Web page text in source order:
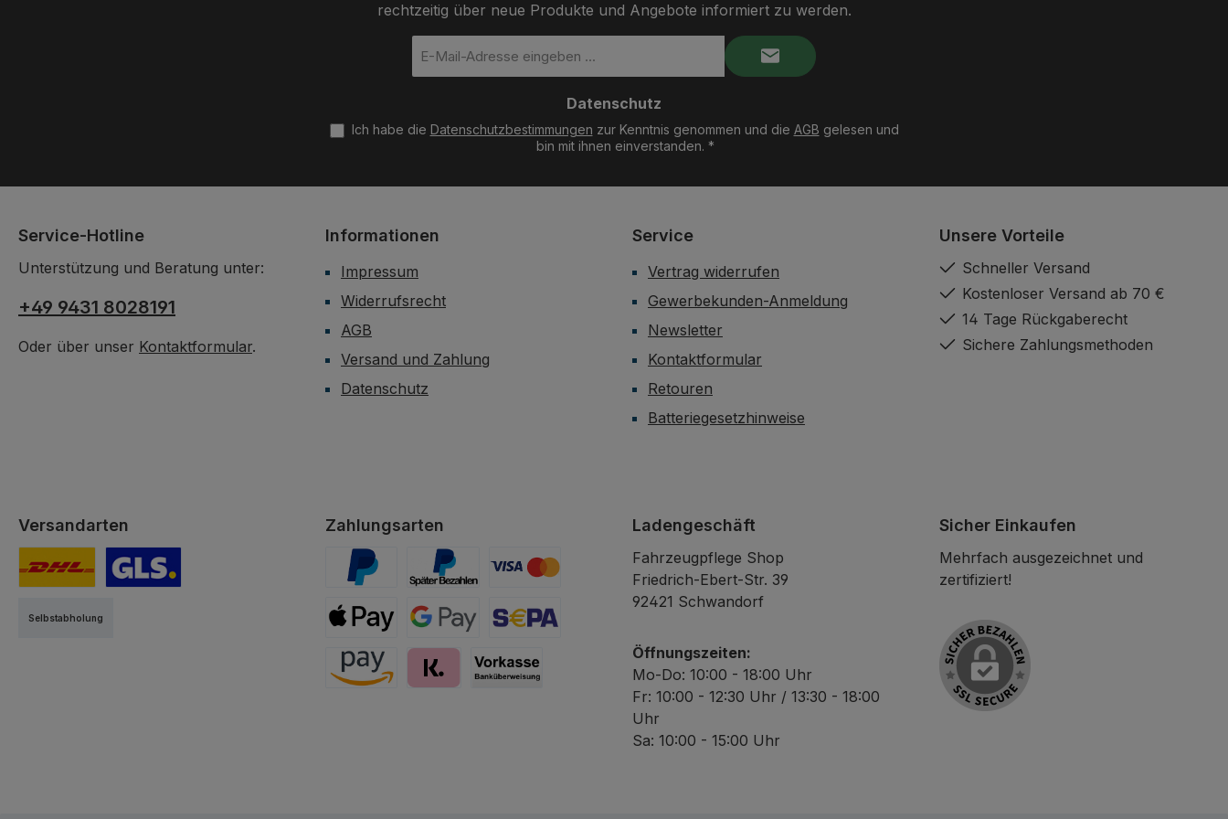
rechtzeitig über neue Produkte und Angebote informiert zu werden.
Mail-
Datenschutz
Ich habe die Datenschutzbestimmungen zur Kenntnis genommen und die AGB gelesen und
bin mit ihnen einverstanden. *
Service-Hotline
Unterstützung und Beratung unter:
+49 9431 8028191
Oder über unser Kontaktformular.
Informationen
Impressum
Widerrufsrecht
AGB
Versand und Zahlung
Datenschutz
Service
Vertrag widerrufen
Gewerbekunden-Anmeldung
Newsletter
Kontaktformular
Retouren
Batteriegesetzhinweise
Unsere Vorteile
Schneller Versand
Kostenloser Versand ab 70 €
14 Tage Rückgaberecht
Sichere Zahlungsmethoden
Versandarten
Selbstabholung
Zahlungsarten
Kredit- oder Debitkarte
Apple Pay Google Pay
Ladengeschäft
Fahrzeugpflege Shop
Friedrich-Ebert-Str. 39
92421 Schwandorf
Öffnungszeiten:
Mo-Do: 10:00 - 18:00 Uhr
Fr: 10:00 - 12:30 Uhr / 13:30 - 18:00
Uhr
Sa: 10:00 - 15:00 Uhr
Sicher Einkaufen
Mehrfach ausgezeichnet und
zertifiziert!